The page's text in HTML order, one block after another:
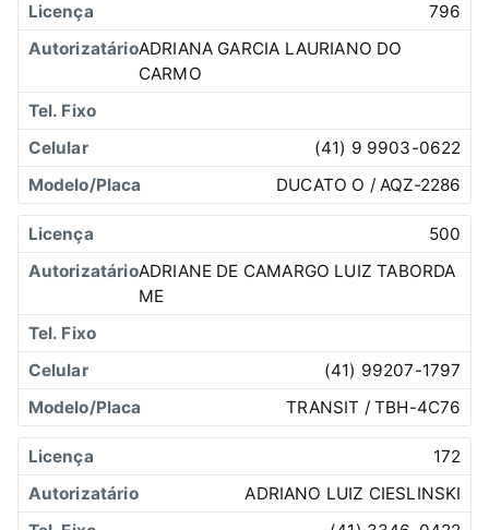
796
ADRIANA GARCIA LAURIANO DO
CARMO
(41) 9 9903-0622
DUCATO O / AQZ-2286
500
ADRIANE DE CAMARGO LUIZ TABORDA
ME
(41) 99207-1797
TRANSIT / TBH-4C76
172
ADRIANO LUIZ CIESLINSKI